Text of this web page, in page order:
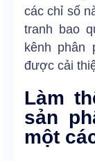
các chỉ số
tranh bao
kênh phân
được cải
Làm
sản
một